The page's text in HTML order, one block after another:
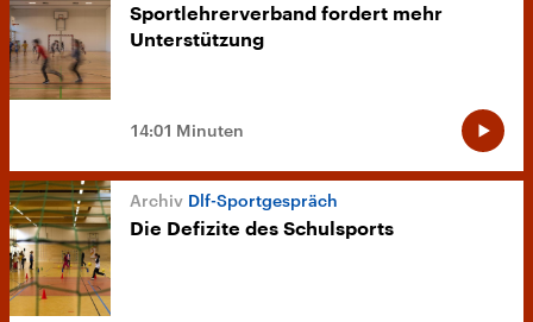
Sportlehrerverband fordert mehr
Unterstützung
14:01 Minuten
Dlf-Sportgespräch
Die Defizite des Schulsports